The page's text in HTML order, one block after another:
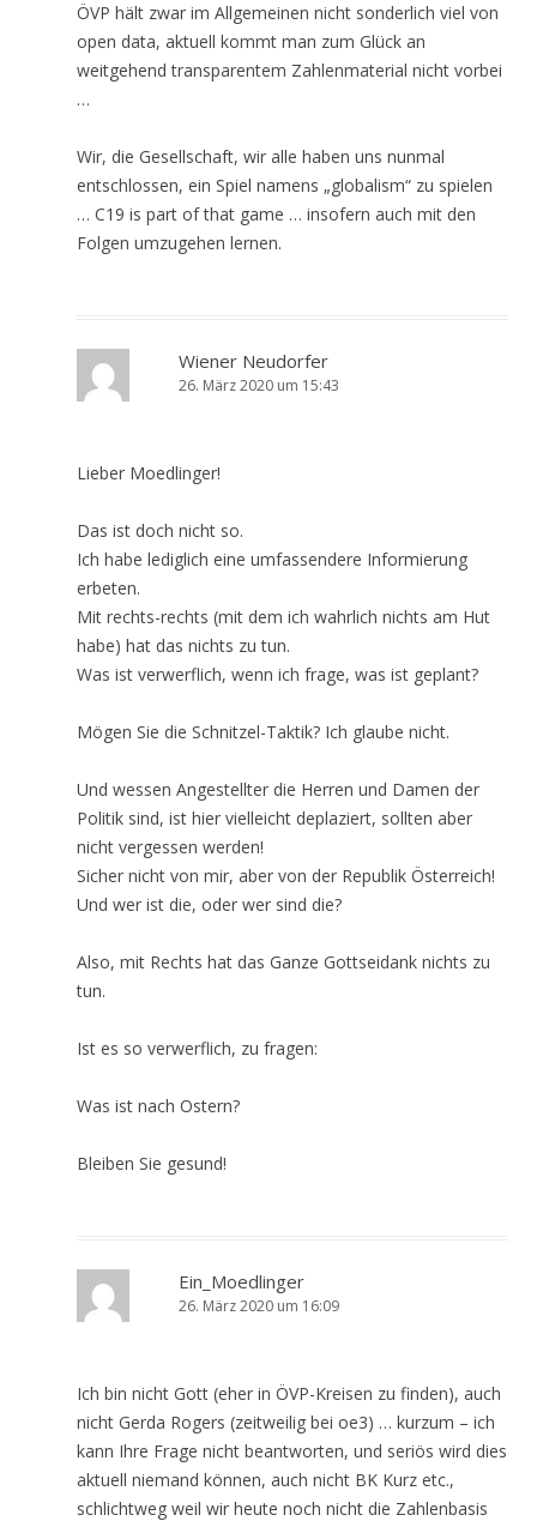
ÖVP hält zwar im Allgemeinen nicht sonderlich viel von
open data, aktuell kommt man zum Glück an
weitgehend transparentem Zahlenmaterial nicht vorbei
…
Wir, die Gesellschaft, wir alle haben uns nunmal
entschlossen, ein Spiel namens „globalism“ zu spielen
… C19 is part of that game … insofern auch mit den
Folgen umzugehen lernen.
Wiener Neudorfer
26. März 2020 um 15:43
Lieber Moedlinger!
Das ist doch nicht so.
Ich habe lediglich eine umfassendere Informierung
erbeten.
Mit rechts-rechts (mit dem ich wahrlich nichts am Hut
habe) hat das nichts zu tun.
Was ist verwerflich, wenn ich frage, was ist geplant?
Mögen Sie die Schnitzel-Taktik? Ich glaube nicht.
Und wessen Angestellter die Herren und Damen der
Politik sind, ist hier vielleicht deplaziert, sollten aber
nicht vergessen werden!
Sicher nicht von mir, aber von der Republik Österreich!
Und wer ist die, oder wer sind die?
Also, mit Rechts hat das Ganze Gottseidank nichts zu
tun.
Ist es so verwerflich, zu fragen:
Was ist nach Ostern?
Bleiben Sie gesund!
Ein_Moedlinger
26. März 2020 um 16:09
Ich bin nicht Gott (eher in ÖVP-Kreisen zu finden), auch
nicht Gerda Rogers (zeitweilig bei oe3) … kurzum – ich
kann Ihre Frage nicht beantworten, und seriös wird dies
aktuell niemand können, auch nicht BK Kurz etc.,
schlichtweg weil wir heute noch nicht die Zahlenbasis